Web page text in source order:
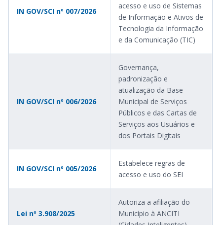
IN GOV/SCI nº 007/2026
acesso e uso de Sistemas
de Informação e Ativos de
Tecnologia da Informação
e da Comunicação (TIC)
IN GOV/SCI nº 006/2026
Governança,
padronização e
atualização da Base
Municipal de Serviços
Públicos e das Cartas de
Serviços aos Usuários e
dos Portais Digitais
IN GOV/SCI nº 005/2026
Estabelece regras de
acesso e uso do SEI
Lei nº 3.908/2025
Autoriza a afiliação do
Município à ANCITI